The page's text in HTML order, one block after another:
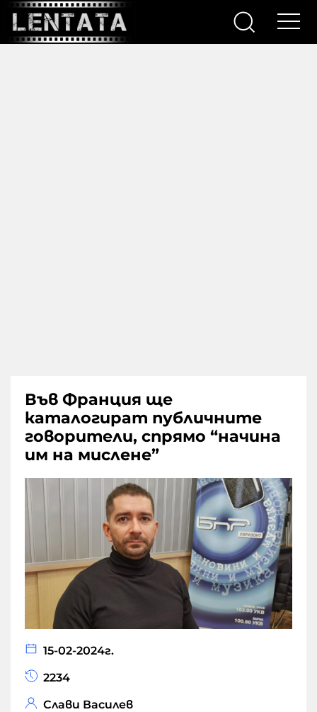
Във Франция ще
каталогират публичните
говорители, спрямо “начина
им на мислене”
15-02-2024г.
2234
Слави Василев